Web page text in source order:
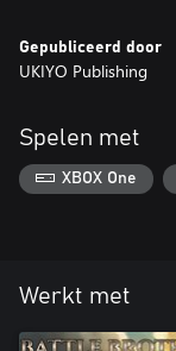
Gepubliceerd door
UKIYO Publishing
Spelen met
XBOX One
Werkt met